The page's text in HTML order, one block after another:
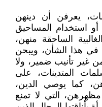
يعرفن أن دينهن
استخدام المساحيق
الساحقة منهن،
في هذا الشأن، ويبحن
غير تأنيب ضمير، ولا
المتدينات، على
كما يوصي الدين،
التي لا تمنع